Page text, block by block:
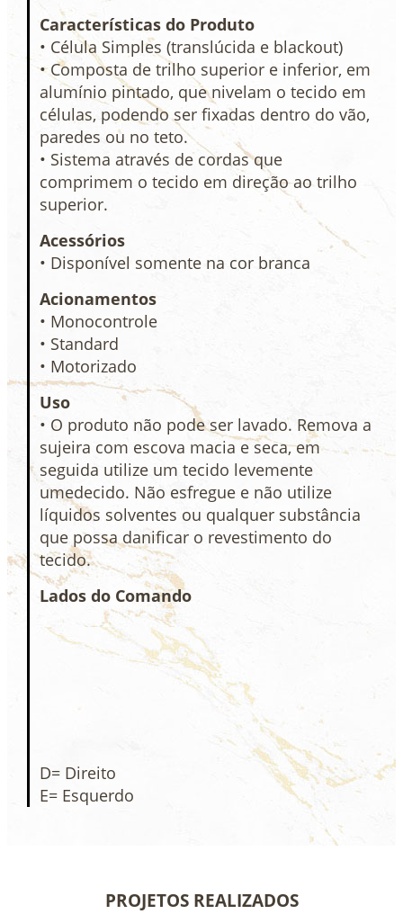
Características do Produto
• Célula Simples (translúcida e blackout)
• Composta de trilho superior e inferior, em
alumínio pintado, que nivelam o tecido em
células, podendo ser fixadas dentro do vão,
paredes ou no teto.
• Sistema através de cordas que
comprimem o tecido em direção ao trilho
superior.
Acessórios
• Disponível somente na cor branca
Acionamentos
• Monocontrole
• Standard
• Motorizado
Uso
• O produto não pode ser lavado. Remova a
sujeira com escova macia e seca, em
seguida utilize um tecido levemente
umedecido. Não esfregue e não utilize
líquidos solventes ou qualquer substância
que possa danificar o revestimento do
tecido.
Lados do Comando
D= Direito
E= Esquerdo
PROJETOS REALIZADOS